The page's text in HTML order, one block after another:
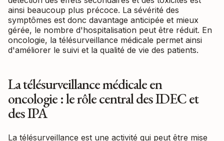
ainsi beaucoup plus précoce. La sévérité des
symptômes est donc davantage anticipée et mieux
gérée, le nombre d'hospitalisation peut être réduit. En
oncologie, la télésurveillance médicale permet ainsi
d'améliorer le suivi et la qualité de vie des patients.
La télésurveillance médicale en
oncologie : le rôle central des IDEC et
des IPA
La télésurveillance est une activité qui peut être mise